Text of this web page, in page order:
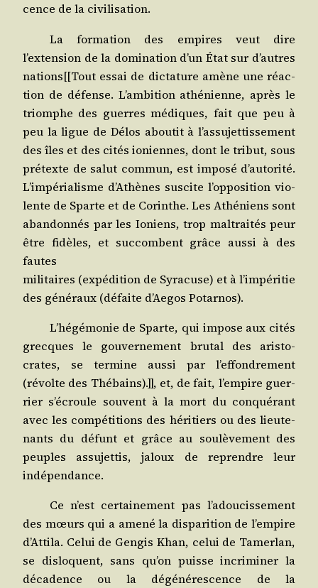
cence de la civilisation.
La for­ma­tion des empires veut dire
l’extension de la domi­na­tion d’un État sur d’autres
nations[[Tout essai de dic­ta­ture amène une réac­
tion de défense. L’ambition athé­nienne, après le
triomphe des guerres médiques, fait que peu à
peu la ligue de Délos abou­tit à l’assujettissement
des îles et des cités ioniennes, dont le tri­but, sous
pré­texte de salut com­mun, est impo­sé d’autorité.
L’impérialisme d’Athènes sus­cite l’opposition vio­
lente de Sparte et de Corinthe. Les Athé­niens sont
aban­don­nés par les Ioniens, trop mal­trai­tés peur
être fidèles, et suc­combent grâce aus­si à des
fautes
mili­taires (expé­di­tion de Syra­cuse) et à l’impéritie
des géné­raux (défaite d’Aegos Potarnos).
L’hégémonie de Sparte, qui impose aux cités
grecques le gou­ver­ne­ment bru­tal des aris­to­
crates, se ter­mine aus­si par l’effondrement
(révolte des Thé­bains).]], et, de fait, l’empire guer­
rier s’écroule sou­vent à la mort du conqué­rant
avec les com­pé­ti­tions des héri­tiers ou des lieu­te­
nants du défunt et grâce au sou­lè­ve­ment des
peuples assu­jet­tis, jaloux de reprendre leur
indépendance.
Ce n’est cer­tai­ne­ment pas l’adoucissement
des mœurs qui a ame­né la dis­pa­ri­tion de l’empire
d’Attila. Celui de Gen­gis Khan, celui de Tamer­lan,
se dis­loquent, sans qu’on puisse incri­mi­ner la
déca­dence ou la dégé­né­res­cence de la